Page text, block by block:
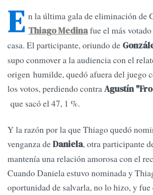
E n la última gala de eliminación de
Thiago Medinafue el más
casa. El participante, oriundo de
supo conmover a la audiencia con el
origen humilde, quedó afuera del juego
los votos, perdiendo contraAgustín
que sacó el 47, 1 %.
Y la razón por la que Thiago quedó
venganza deDaniela, otra participante
mantenía una relación amorosa con el
Cuando Daniela estuvo nominada y
oportunidad de salvarla, no lo hizo, y